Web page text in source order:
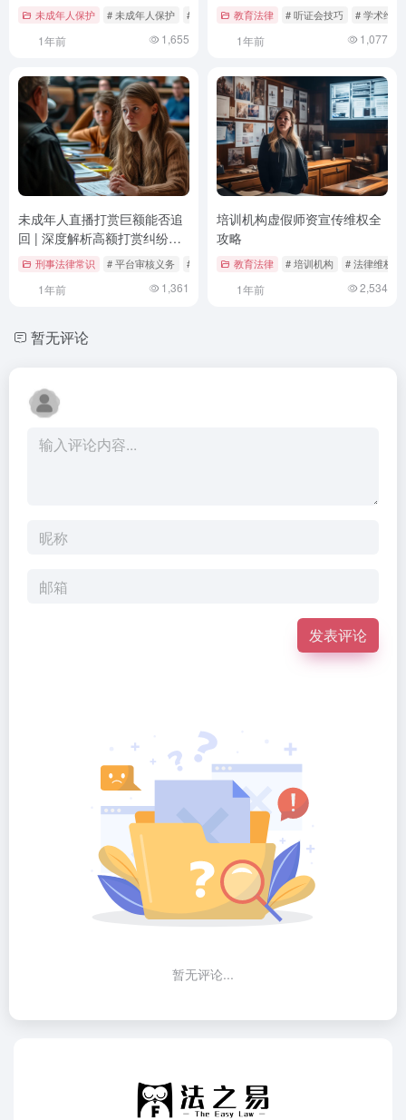
未成年人保护 # 未成年人保护 # 民法典 # 网络安全法
1年前 1,655
教育法律 # 听证会技巧 # 学术维权
1年前 1,077
未成年人直播打赏巨额能否追
回 | 深度解析高额打赏纠纷解
决路径
刑事法律常识 # 平台审核义务 # 未成年人保护 # 未成年人保护法
1年前 1,361
培训机构虚假师资宣传维权全
攻略
教育法律 # 培训机构 # 法律维权
1年前 2,534
暂无评论
发表评论
暂无评论...